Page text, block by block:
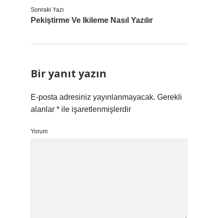
Sonraki Yazı
Pekiştirme Ve Ikileme Nasıl Yazılır
Bir yanıt yazın
E-posta adresiniz yayınlanmayacak. Gerekli
alanlar * ile işaretlenmişlerdir
Yorum